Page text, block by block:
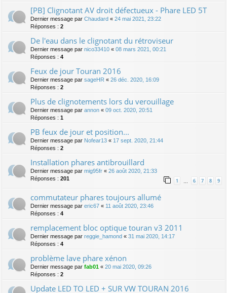
[PB] Clignotant AV droit défectueux - Phare LED 5T
Dernier message par Chaudard « 24 mai 2021, 23:22
Réponses : 2
De l'eau dans le clignotant du rétroviseur
Dernier message par nico33410 « 08 mars 2021, 00:21
Réponses : 4
Feux de jour Touran 2016
Dernier message par sageHR « 26 déc. 2020, 16:09
Réponses : 2
Plus de clignotements lors du verouillage
Dernier message par annon « 09 oct. 2020, 20:51
Réponses : 1
PB feux de jour et position...
Dernier message par Nofear13 « 17 sept. 2020, 21:44
Réponses : 2
Installation phares antibrouillard
Dernier message par mig95fr « 26 août 2020, 21:33
Réponses : 201 1 … 6 7 8 9
commutateur phares toujours allumé
Dernier message par eric67 « 11 août 2020, 23:46
Réponses : 4
remplacement bloc optique touran v3 2011
Dernier message par reggie_hamond « 31 mai 2020, 14:17
Réponses : 4
problème lave phare xénon
Dernier message par fab01 « 20 mai 2020, 09:26
Réponses : 2
Update LED TO LED + SUR VW TOURAN 2016